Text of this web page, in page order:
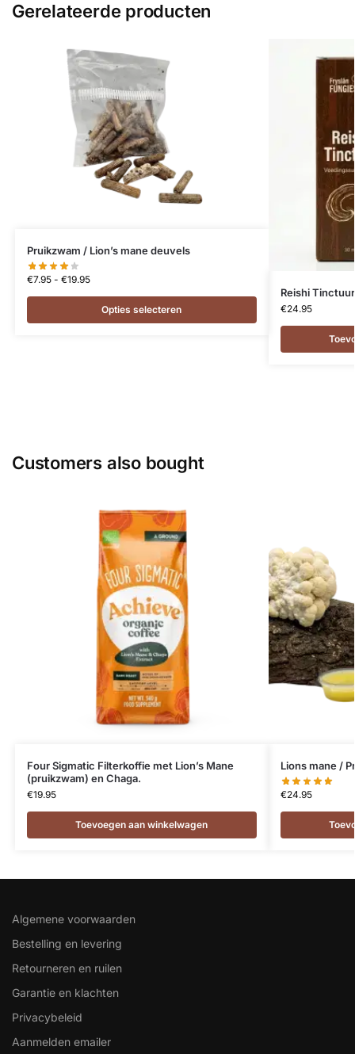
Gerelateerde producten
Pruikzwam / Lion’s mane deuvels
€7.95 - €19.95
Opties selecteren
Reishi Tinctuur
€24.95
Customers also bought
Four Sigmatic Filterkoffie met Lion’s Mane
(pruikzwam) en Chaga.
€19.95
Toevoegen aan winkelwagen
Lions mane /
€24.95
Algemene voorwaarden
Bestelling en levering
Retourneren en ruilen
Garantie en klachten
Privacybeleid
Aanmelden emailer